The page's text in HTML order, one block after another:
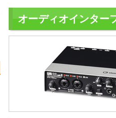
オーディオインター